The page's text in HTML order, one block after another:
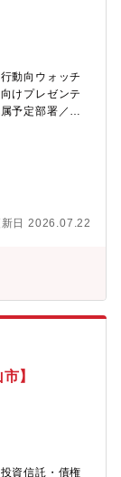
動向ウォッチ
けプレゼンテ
予定部署／グ
個人に高い裁量
しておりま
大手銀行内で
。■直近では銀
途、出身業界
新日 2026.07.22
】
資信託・債権